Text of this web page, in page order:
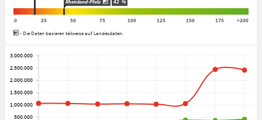
Rheinland-Pfalz 42 %
0 25 50 75 100 125 150 175
>200
- Die Daten basieren teilweise auf Landesdaten.